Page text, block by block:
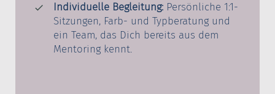
Individuelle Begleitung: Persönliche 1:1-
Sitzungen, Farb- und Typberatung und
ein Team, das Dich bereits aus dem
Mentoring kennt.